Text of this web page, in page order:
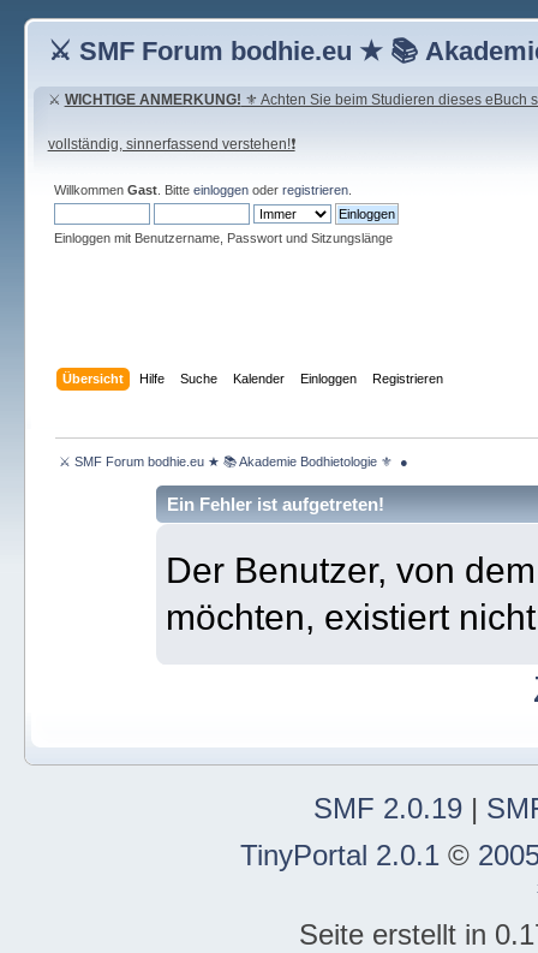
⚔ SMF Forum bodhie.eu ★ 📚
⚔ WICHTIGE ANMERKUNG! ⚜ Achten Sie beim Studieren dieses eBuch
vollständig, sinnerfassend verstehen!❗
Willkommen Gast. Bitte einloggenoder registrieren.
Einloggen mit Benutzername, Passwort und Sitzungslänge
Übersicht Hilfe Suche Kalender Einloggen Registrieren
⚔ SMF Forum bodhie.eu ★ 📚 Akademie Bodhietologie ⚜  ●
Ein Fehler ist aufgetreten!
Der Benutzer, von
möchten, existiert
SMF 2.0.19|
TinyPortal 2.0.1©
Seite erstellt in